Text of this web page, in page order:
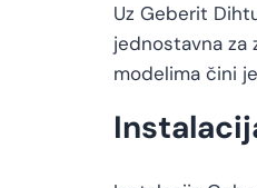
Uz Geberit
jednostavna za
modelima čini